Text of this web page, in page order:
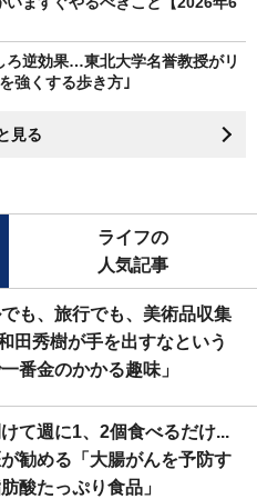
ろ逆効果…東北大学名誉教授がリ
強くする歩き方｣
見る
ライフの
人気記事
も、旅行でも、美術品収集
田秀樹が手を出すなという
番金のかかる趣味」
て週に1、2個食べるだけ...
勧める「大腸がんを予防す
酸たっぷり食品」